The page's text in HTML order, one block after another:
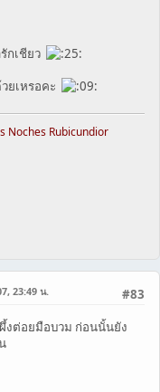
กเชียว
ยเหรอคะ
Noches Rubicundior
#83
23:49 น.
งต่อยมือบวม ก่อนนั้นยัง